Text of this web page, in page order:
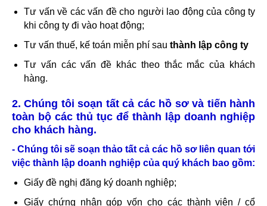
Tư vấn về các vấn đề cho người lao động của công ty
khi công ty đi vào hoạt động;
Tư vấn thuế, kế toán miễn phí sau thành lập công ty
Tư vấn các vấn đề khác theo thắc mắc của khách
hàng.
2. Chúng tôi soạn tất cả các hồ sơ và tiến hành
toàn bộ các thủ tục để thành lập doanh nghiệp
cho khách hàng.
- Chúng tôi sẽ soạn thảo tất cả các hồ sơ liên quan tới
việc thành lập doanh nghiệp của quý khách bao gồm:
Giấy đề nghị đăng ký doanh nghiệp;
Giấy chứng nhận góp vốn cho các thành viên / cổ